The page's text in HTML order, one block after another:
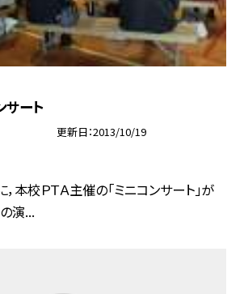
サート
更新日 2013/10/19
，本校ＰＴＡ主催の「ミニコンサート」が
演...